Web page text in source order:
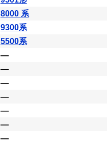
8000 系
9300系
5500系
―
―
―
―
―
―
―